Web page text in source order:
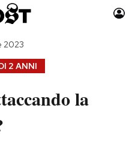
Auto
Moda
2 ANNI
2023
la